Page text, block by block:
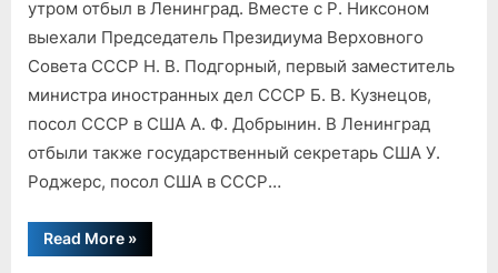
Р.
Ленинград
утром отбыл в Ленинград. Вместе с Р. Никсоном
выехали Председатель Президиума Верховного
Совета СССР Н. В. Подгорный, первый заместитель
министра иностранных дел СССР Б. В. Кузнецов,
посол СССР в США А. Ф. Добрынин. В Ленинград
отбыли также государственный секретарь США У.
Роджерс, посол США в СССР…
Read More“Отъезд
Р.
»